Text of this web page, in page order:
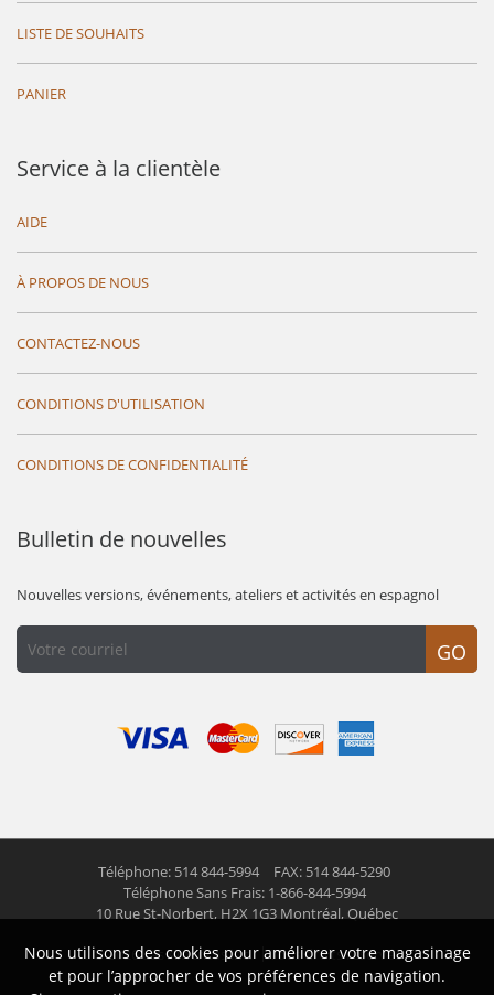
LISTE DE SOUHAITS
PANIER
Service à la clientèle
AIDE
À PROPOS DE NOUS
CONTACTEZ-NOUS
CONDITIONS D'UTILISATION
CONDITIONS DE CONFIDENTIALITÉ
Bulletin de nouvelles
Nouvelles versions, événements, ateliers et activités en espagnol
GO
Téléphone: 514 844-5994
FAX: 514 844-5290
Téléphone Sans Frais: 1-866-844-5994
10 Rue St-Norbert, H2X 1G3 Montréal, Québec
© 2026 Las Americas inc. Tous droits réservés
Nous utilisons des cookies pour améliorer votre magasinage
et pour l’approcher de vos préférences de navigation.